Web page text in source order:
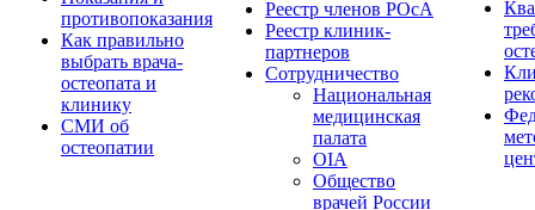
противопоказания
Как правильно
выбрать врача-
остеопата и
клинику
СМИ об
остеопатии
Реестр членов РОсА
Реестр клиник-
партнеров
Сотрудничество
Национальная
медицинская
палата
OIA
Общество
врачей России